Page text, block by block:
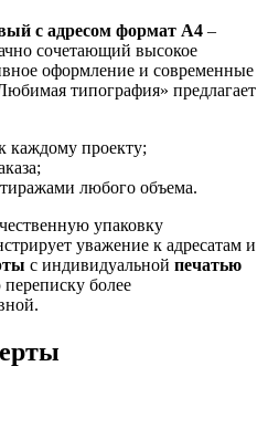
с адресом формат А4 –
сочетающий высокое
оформление и современные
типография» предлагает
каждому проекту;
любого объема.
упаковку
уважение к адресатам и
с индивидуальной печатью
более